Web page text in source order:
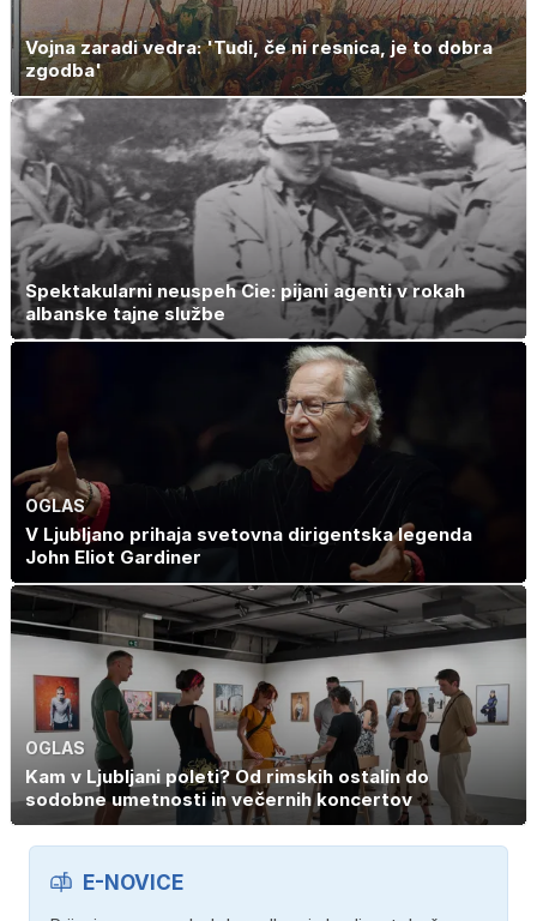
Vojna zaradi vedra: 'Tudi, če ni resnica, je to dobra
zgodba'
Spektakularni neuspeh Cie: pijani agenti v rokah
albanske tajne službe
OGLAS
V Ljubljano prihaja svetovna dirigentska legenda
John Eliot Gardiner
OGLAS
Kam v Ljubljani poleti? Od rimskih ostalin do
sodobne umetnosti in večernih koncertov
E-NOVICE